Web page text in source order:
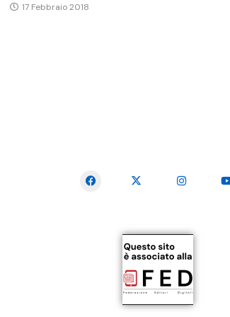
17 Febbraio 2018